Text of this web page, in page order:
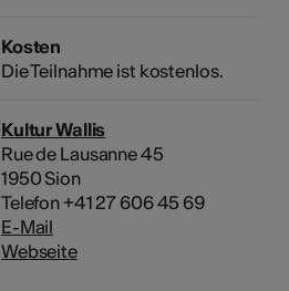
Kosten
Die Teilnahme ist kostenlos.
Kultur Wallis
Rue de Lausanne 45
1950 Sion
Telefon +41 27 606 45 69
E-Mail
Webseite